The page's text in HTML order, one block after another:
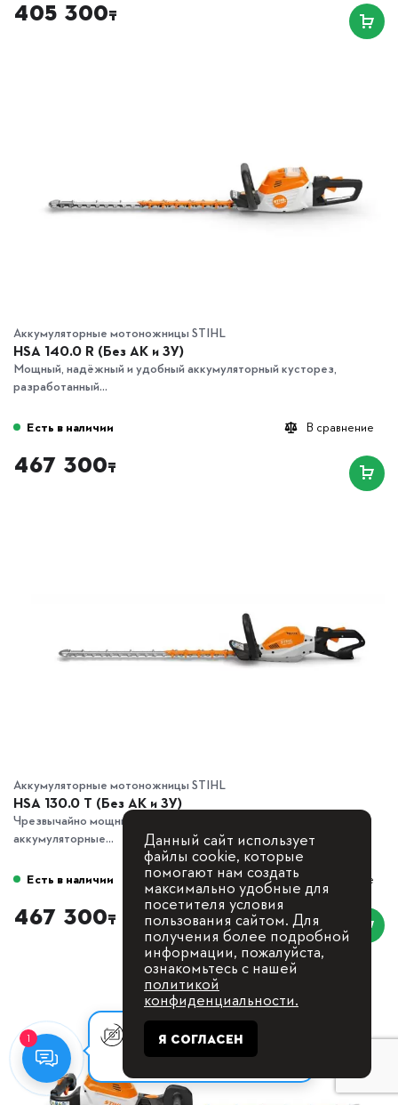
405 300₸
Аккумуляторные мотоножницы STIHL
HSA 140.0 R (Без АК и ЗУ)
Мощный, надёжный и удобный аккумуляторный кусторез,
разработанный...
В сравнение
Есть в наличии
467 300₸
Аккумуляторные мотоножницы STIHL
HSA 130.0 T (Без АК и ЗУ)
Чрезвычайно мощные, прочные профессиональные
аккумуляторные...
В сравнение
Есть в наличии
467 300₸
1
Оставьте заявку, мы с Вами
свяжемся для
Данный сайт использует
файлы cookie, которые
помогают нам создать
максимально удобные для
посетителя условия
пользования сайтом. Для
получения более подробной
информации, пожалуйста,
ознакомьтесь с нашей
политикой
конфиденциальности.
Я СОГЛАСЕН